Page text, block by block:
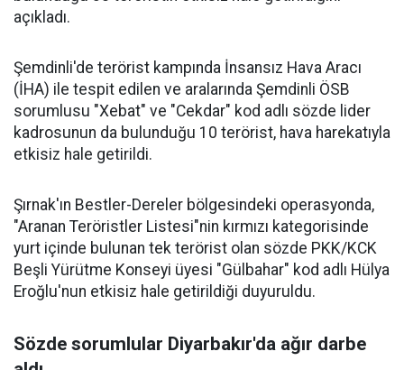
açıkladı.
Şemdinli'de terörist kampında İnsansız Hava Aracı
(İHA) ile tespit edilen ve aralarında Şemdinli ÖSB
sorumlusu "Xebat" ve "Cekdar" kod adlı sözde lider
kadrosunun da bulunduğu 10 terörist, hava harekatıyla
etkisiz hale getirildi.
Şırnak'ın Bestler-Dereler bölgesindeki operasyonda,
"Aranan Teröristler Listesi"nin kırmızı kategorisinde
yurt içinde bulunan tek terörist olan sözde PKK/KCK
Beşli Yürütme Konseyi üyesi "Gülbahar" kod adlı Hülya
Eroğlu'nun etkisiz hale getirildiği duyuruldu.
Sözde sorumlular Diyarbakır'da ağır darbe